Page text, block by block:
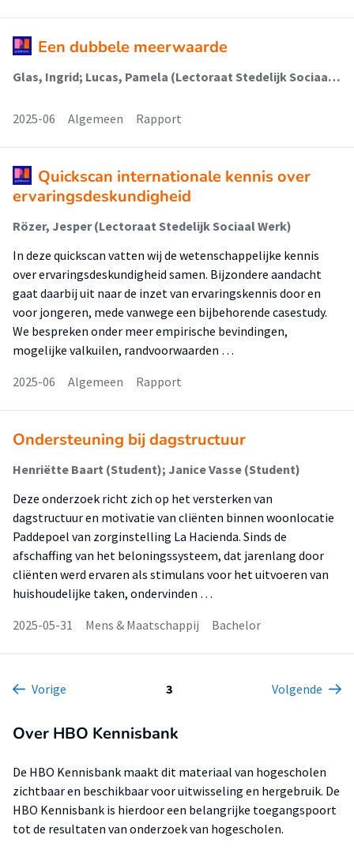
Een dubbele meerwaarde
Glas, Ingrid; Lucas, Pamela (Lectoraat Stedelijk Sociaal Werk); Rözer, Jesper (Lectoraat Stedelijk Sociaal Werk); Veldboer, Lex (Lectoraat Stedelijk Sociaal Werk)
2025-06 Algemeen Rapport
Quickscan internationale kennis over
ervaringsdeskundigheid
Rözer, Jesper (Lectoraat Stedelijk Sociaal Werk)
In deze quickscan vatten wij de wetenschappelijke kennis
over ervaringsdeskundigheid samen. Bijzondere aandacht
gaat daarbij uit naar de inzet van ervaringskennis door en
voor jongeren, mede vanwege een bijbehorende casestudy.
We bespreken onder meer empirische bevindingen,
mogelijke valkuilen, randvoorwaarden …
2025-06
Algemeen Rapport
Ondersteuning bij dagstructuur
Henriëtte Baart (Student); Janice Vasse (Student)
Deze onderzoek richt zich op het versterken van
dagstructuur en motivatie van cliënten binnen woonlocatie
Paddepoel van zorginstelling La Hacienda. Sinds de
afschaffing van het beloningssysteem, dat jarenlang door
cliënten werd ervaren als stimulans voor het uitvoeren van
huishoudelijke taken, ondervinden …
2025-05-31
Mens & Maatschappij Bachelor
Vorige 3 Volgende
Over HBO Kennisbank
De HBO Kennisbank maakt dit materiaal van hogescholen
zichtbaar en beschikbaar voor uitwisseling en hergebruik. De
HBO Kennisbank is hierdoor een belangrijke toegangspoort
tot de resultaten van onderzoek van hogescholen.